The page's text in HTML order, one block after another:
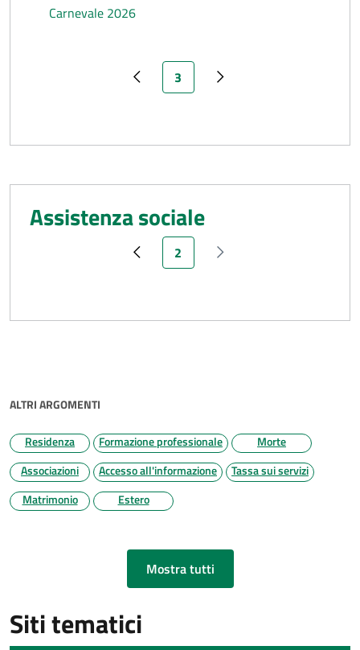
Carnevale 2026
Pagina precedente
Pagina attuale
3 Pagina successiva
Assistenza sociale
Pagina precedente
Pagina attuale
2 Pagina successiva
ALTRI ARGOMENTI
Residenza Formazione professionale
Morte
Associazioni
Accesso all'informazione
Tassa sui servizi
Matrimonio
Estero
Mostra tutti
Siti tematici